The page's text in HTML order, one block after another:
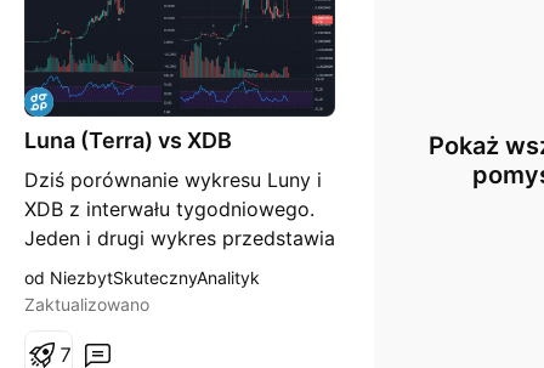
Luna (Terra) vs XDB
Dziś porównanie wykresu Luny i
XDB z interwału tygodniowego.
Jeden i drugi wykres przedstawia
podobne zachowanie z punktu
widzenia wolumenu, RSI,
zasięgów fibbo. Jeżeli LUNA
od NiezbytSkutecznyAnalityk
Zaktualizowano
7
Pokaż